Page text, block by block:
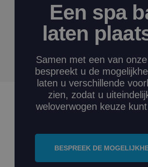
Een spa
laten
Samen met een van
bespreekt u de
laten u verschillende
zien, zodat u
weloverwogen keuze
BESPREEK DE